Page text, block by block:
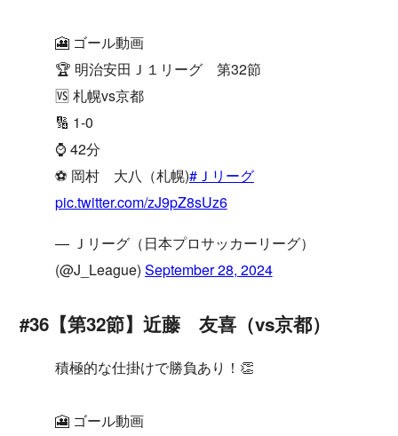
🎦 ゴール動画
🏆 明治安田Ｊ１リーグ 第32節
🆚 札幌vs京都
🔢 1-0
⌚️ 42分
⚽️ 岡村 大八（札幌)#Ｊリーグ
pic.twitter.com/zJ9pZ8sUz6
— Ｊリーグ（日本プロサッカーリーグ）
(@J_League) September 28, 2024
#36【第32節】近藤 友喜（vs京都）
積極的な仕掛けで勝負あり！👏
🎦 ゴール動画